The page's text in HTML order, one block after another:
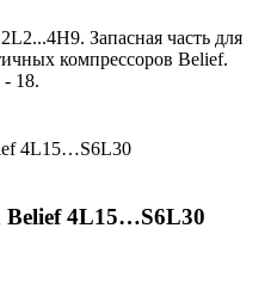
Запасная часть для
компрессоров Belief.
18.
Belief 4L15…S6L30